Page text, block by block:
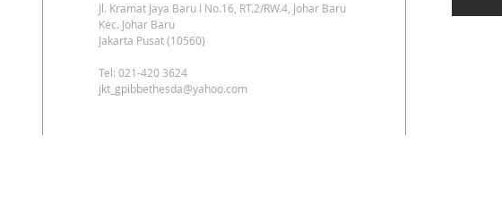
Jl. Kramat Jaya Baru I No.16, RT.2/RW.4, Johar Baru
Kec. Johar Baru
Jakarta Pusat (10560)
Tel: 021-420 3624
jkt_gpibbethesda@yahoo.com